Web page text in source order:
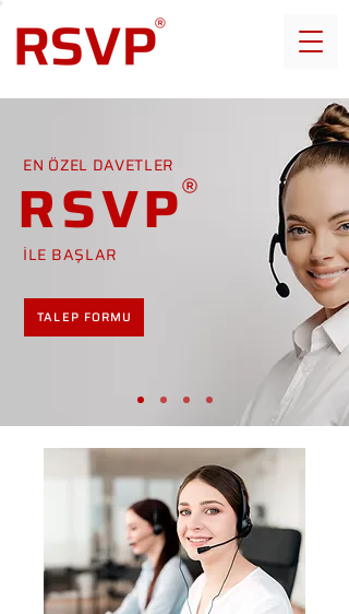
EN ÖZEL DAVETLER
RSVP
İLE BAŞLAR
TALEP FORMU